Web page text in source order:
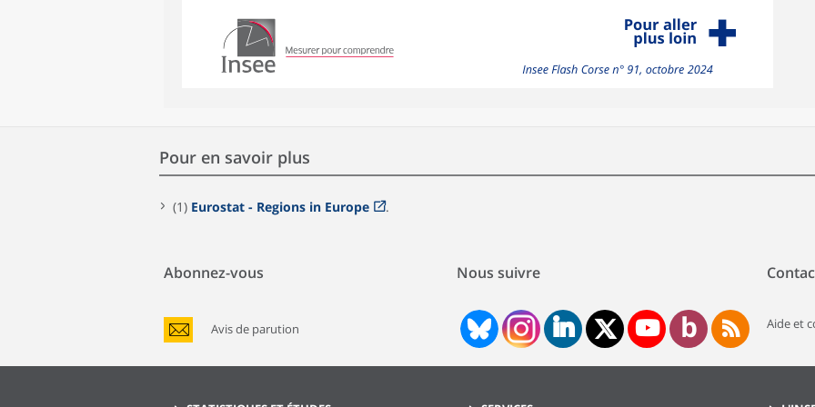
Pour en savoir plus
(1) Eurostat - Regions in Europe .
Abonnez-vous
Avis de parution
Nous suivre
Aide et